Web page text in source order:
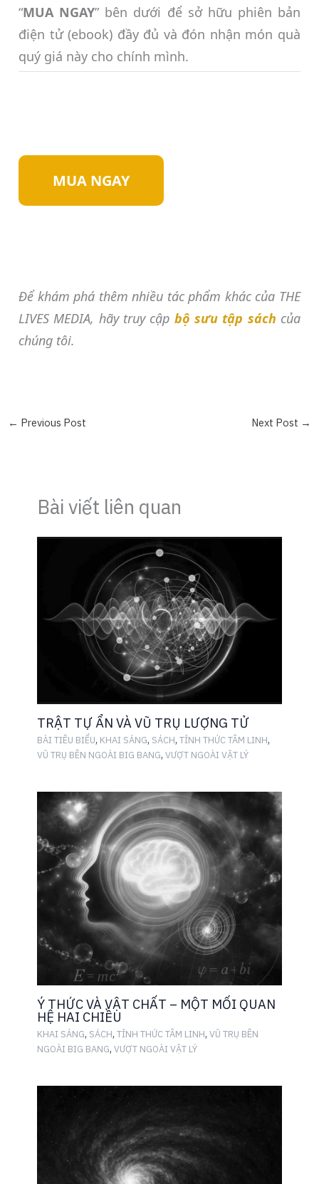
“MUA NGAY” bên dưới để sở hữu phiên bản
điện tử (ebook) đầy đủ và đón nhận món quà
quý giá này cho chính mình.
MUA NGAY
Để khám phá thêm nhiều tác phẩm khác của THE
LIVES MEDIA, hãy truy cập bộ sưu tập sách của
chúng tôi.
← Previous Post Next Post →
Bài viết liên quan
TRẬT TỰ ẨN VÀ VŨ TRỤ LƯỢNG TỬ
BÀI TIÊU BIỂU, KHAI SÁNG, SÁCH, TỈNH THỨC TÂM LINH,
VŨ TRỤ BÊN NGOÀI BIG BANG, VƯỢT NGOÀI VẬT LÝ
Ý THỨC VÀ VẬT CHẤT – MỘT MỐI QUAN
HỆ HAI CHIỀU
KHAI SÁNG, SÁCH, TỈNH THỨC TÂM LINH, VŨ TRỤ BÊN
NGOÀI BIG BANG, VƯỢT NGOÀI VẬT LÝ